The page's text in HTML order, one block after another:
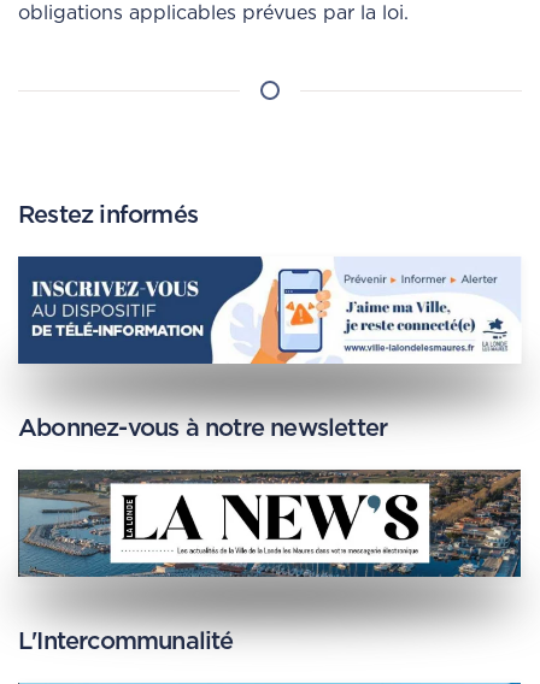
obligations applicables prévues par la loi.
Restez informés
Abonnez-vous à notre newsletter
L'Intercommunalité